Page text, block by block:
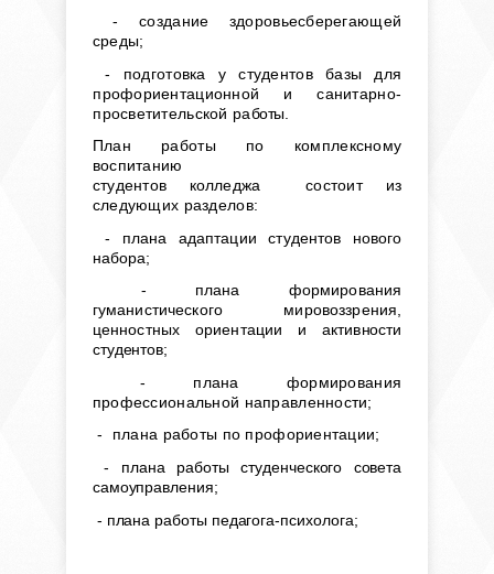
- создание здоровьесберегающей
среды;
- подготовка у студентов базы для
профориентационной и санитарно-
просветительской ра­боты.
План работы по комплексному
воспитанию
студентов колледжасостоит из
следующих разделов:
- плана адаптации студентов нового
набора;
- плана формирования
гуманистического мировоззрения,
ценностных ориентации и активности
студентов;
- плана формирования
профессиональной направленности;
- плана работы по профориентации;
- плана работы студенческого совета
самоуправления;
- плана работы педагога-психолога;